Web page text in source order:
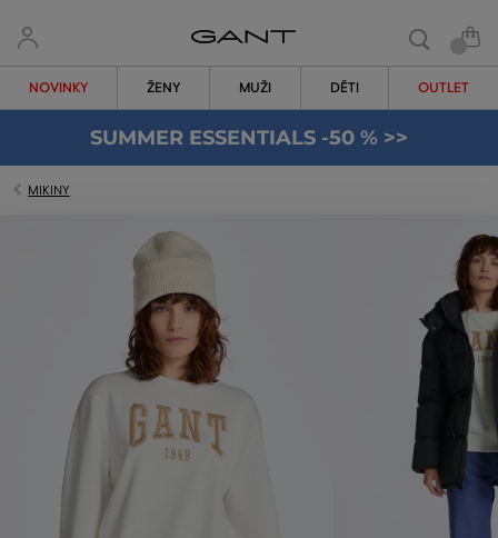
NOVINKY ŽENY MUŽI DĚTI OUTLET
SUMMER ESSENTIALS -50 % >>
MIKINY